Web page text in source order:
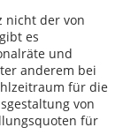
nicht der von
es
und
anderem bei
für die
von
für